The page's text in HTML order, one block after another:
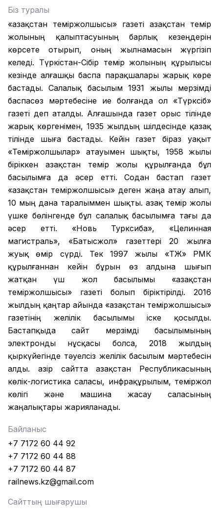
Біз туралы
«Қазақстан теміржолшысы» газеті Қазақстан темір
жолының қалыптасуының барлық кезеңдерін
көрсете отырып, оның жылнамасын жүргізіп
келеді. Түркістан-Сібір темір жолының құрылысы
кезінде алғашқы баспа парақшалары жарық көре
бастады. Салалық басылым 1931 жылы мерзімді
баспасөз мәртебесіне ие болғанда ол «Түрксіб»
газеті деп аталды. Алғашында газет орыс тілінде
жарық көргенімен, 1935 жылдың шілдесінде қазақ
тілінде шыға бастады. Кейін газет біраз уақыт
«Теміржолшылар» атауымен шықты, 1958 жылы
біріккен Қазақстан темір жолы құрылғанда бұл
басылымға да әсер етті. Содан бастап газет
«Қазақстан теміржолшысы» деген жаңа атау алып,
10 мың дана таралыммен шықты. Қазақ темір жолы
үшке бөлінгенде бұл салалық басылымға тағы да
әсер етті. «Новь Турксиба», «Целинная
магистраль», «Батысжол» газеттері 20 жылға
жуық өмір сүрді. Тек 1997 жылы «ҚТЖ» РМК
құрылғаннан кейін бұрын өз алдына шығып
жатқан үш жол басылымы «Қазақстан
теміржолшысы» газеті болып біріктірілді. 2016
жылдың қаңтар айында «Қазақстан теміржолшысы»
газетінің желілік басылымы іске қосылды.
Бастапқыда сайт мерзімді басылымының
электронды нұсқасы болса, 2018 жылдың
қыркүйегінде тәуелсіз желілік басылым мәртебесін
алды. Қазір сайтта Қазақстан Республикасының
көлік-логистика саласы, инфрақұрылым, теміржол
көлігі және машина жасау саласының
жаңалықтары жарияланады.
Байланыс
+7 7172 60 44 92
+7 7172 60 44 88
+7 7172 60 44 87
railnews.kz@gmail.com
Сайттың шығарушы